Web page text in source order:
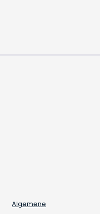
Algemene